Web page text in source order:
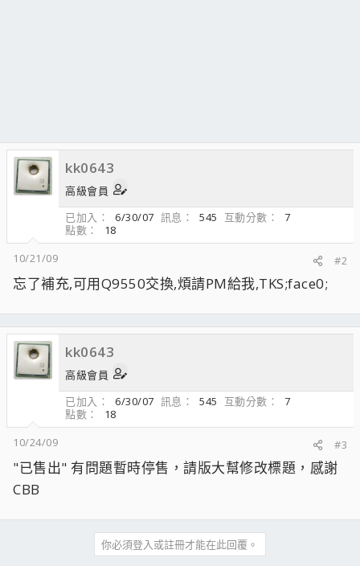
kk0643
高級會員
已加入
6/30/07 訊息 545 互動分數
7
點數
18
10/21/09
#2
忘了補充,可用Q9550交換,煩請PM給我,TKS;face0;
kk0643
高級會員
已加入
6/30/07 訊息 545 互動分數
7
點數
18
10/24/09
#3
"已售出" 有問題暫時停售，請版大幫修改標題，感謝
CBB
你必須登入或註冊才能在此回覆。